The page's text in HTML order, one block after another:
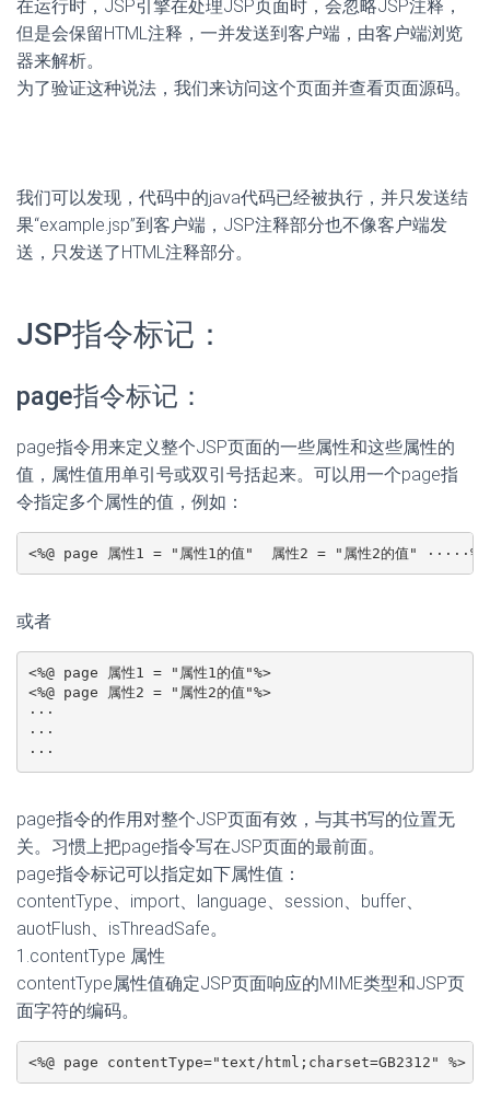
在运行时，JSP引擎在处理JSP页面时，会忽略JSP注释，
但是会保留HTML注释，一并发送到客户端，由客户端浏览
器来解析。
为了验证这种说法，我们来访问这个页面并查看页面源码。
我们可以发现，代码中的java代码已经被执行，并只发送结
果“example.jsp”到客户端，JSP注释部分也不像客户端发
送，只发送了HTML注释部分。
JSP指令标记：
page指令标记：
page指令用来定义整个JSP页面的一些属性和这些属性的
值，属性值用单引号或双引号括起来。可以用一个page指
令指定多个属性的值，例如：
<%@ page 属性1 = "属性1的值"  属性2 = "属性2的值" ·····%>
或者
<%@ page 属性1 = "属性1的值"%>
<%@ page 属性2 = "属性2的值"%>
···
···
···
page指令的作用对整个JSP页面有效，与其书写的位置无
关。习惯上把page指令写在JSP页面的最前面。
page指令标记可以指定如下属性值：
contentType、import、language、session、buffer、
auotFlush、isThreadSafe。
1.contentType 属性
contentType属性值确定JSP页面响应的MIME类型和JSP页
面字符的编码。
<%@ page contentType="text/html;charset=GB2312" %>